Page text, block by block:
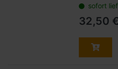
sofort
32,50